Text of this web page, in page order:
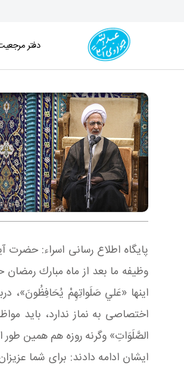
دفتر
پایگاه اطلاع رسانی اسراء: حضرت
وظیفه ما بعد از ماه مبارك
اینها «عَلي صَلَواتِهِمْ يُحَافِظُونَ»،
اختصاصی به نماز ندارد، باید
الصَّلَوَاتِ» وگرنه روزه هم همین
ایشان ادامه دادند: برای شما